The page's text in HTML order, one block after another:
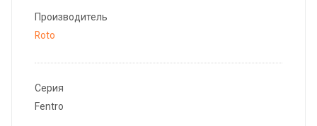
Производитель
Roto
Серия
Fentro